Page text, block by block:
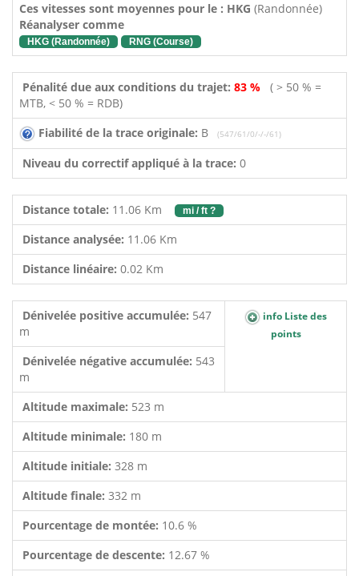
Ces vitesses sont moyennes pour le : HKG (Randonnée)
Réanalyser comme
HKG (Randonnée) RNG (Course)
Pénalité due aux conditions du trajet: 83 % ( > 50 % =
MTB, < 50 % = RDB)
Fiabilité de la trace originale: B (547/61/0/-/-/61)
Niveau du correctif appliqué à la trace: 0
Distance totale: 11.06 Km mi / ft ?
Distance analysée: 11.06 Km
Distance linéaire: 0.02 Km
Dénivelée positive accumulée: 547
m
info Liste des
points
Dénivelée négative accumulée: 543
m
Altitude maximale: 523 m
Altitude minimale: 180 m
Altitude initiale: 328 m
Altitude finale: 332 m
Pourcentage de montée: 10.6 %
Pourcentage de descente: 12.67 %